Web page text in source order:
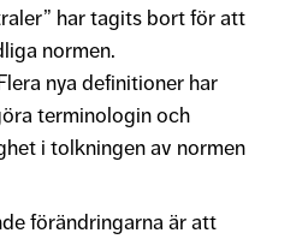
har tagits bort för att
normen.
nya definitioner har
terminologin och
i tolkningen av normen
förändringarna är att